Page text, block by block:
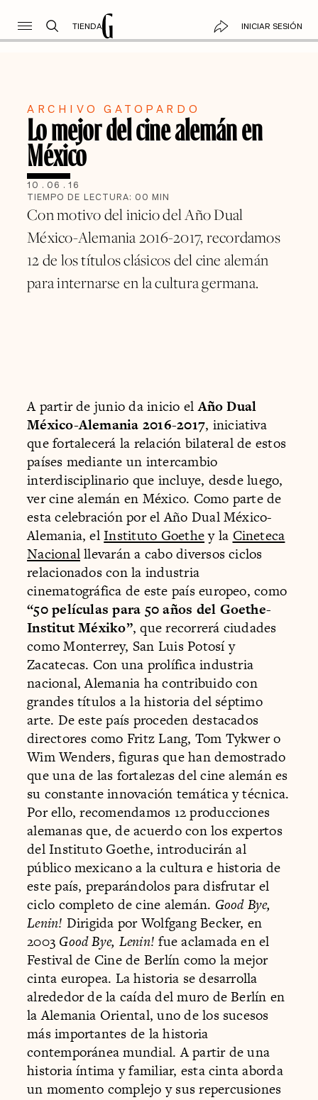
TIENDA INICIAR SESIÓN
ARCHIVO GATOPARDO
Lo mejor del cine alemán en
México
10 . 06 . 16
TIEMPO DE LECTURA: 00 MIN
Con motivo del inicio del Año Dual
México-Alemania 2016-2017, recordamos
12 de los títulos clásicos del cine alemán
para internarse en la cultura germana.
A partir de junio da inicio elAño Dual
México-Alemania 2016-2017, iniciativa
que fortalecerá la relación bilateral de estos
países mediante un intercambio
interdisciplinario que incluye, desde luego,
ver cine alemán en México. Como parte de
esta celebración por el Año Dual México-
Alemania, elInstituto Goethey la Cineteca
Nacionalllevarán a cabo diversos ciclos
relacionados con la industria
cinematográfica de este país europeo, como
“50 películas para 50 años del Goethe-
Institut Méxiko”, que recorrerá ciudades
como Monterrey, San Luis Potosí y
Zacatecas. Con una prolífica industria
nacional, Alemania ha contribuido con
grandes títulos a la historia del séptimo
arte. De este país proceden destacados
directores como Fritz Lang, Tom Tykwer o
Wim Wenders, figuras que han demostrado
que una de las fortalezas del cine alemán es
su constante innovación temática y técnica.
Por ello, recomendamos 12 producciones
alemanas que, de acuerdo con los expertos
del Instituto Goethe, introducirán al
público mexicano a la cultura e historia de
este país, preparándolos para disfrutar el
ciclo completo de cine alemán. Good Bye,
Lenin! Dirigida por Wolfgang Becker, en
2003 Good Bye, Lenin! fue aclamada en el
Festival de Cine de Berlín como la mejor
cinta europea. La historia se desarrolla
alrededor de la caída del muro de Berlín en
la Alemania Oriental, uno de los sucesos
más importantes de la historia
contemporánea mundial. A partir de una
historia íntima y familiar, esta cinta aborda
un momento complejo y sus repercusiones